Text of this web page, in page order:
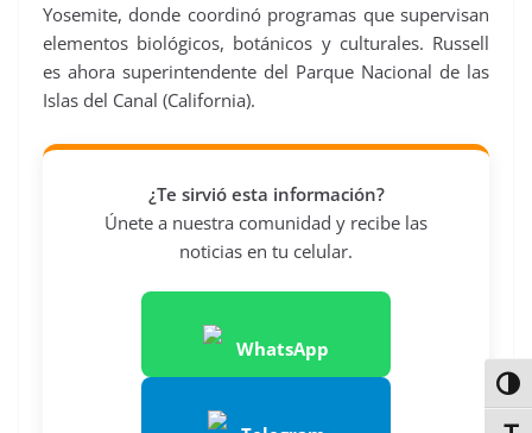
Yosemite, donde coordinó programas que supervisan
elementos biológicos, botánicos y culturales. Russell
es ahora superintendente del Parque Nacional de las
Islas del Canal (California).
¿Te sirvió esta información?
Únete a nuestra comunidad y recibe las
noticias en tu celular.
WhatsApp